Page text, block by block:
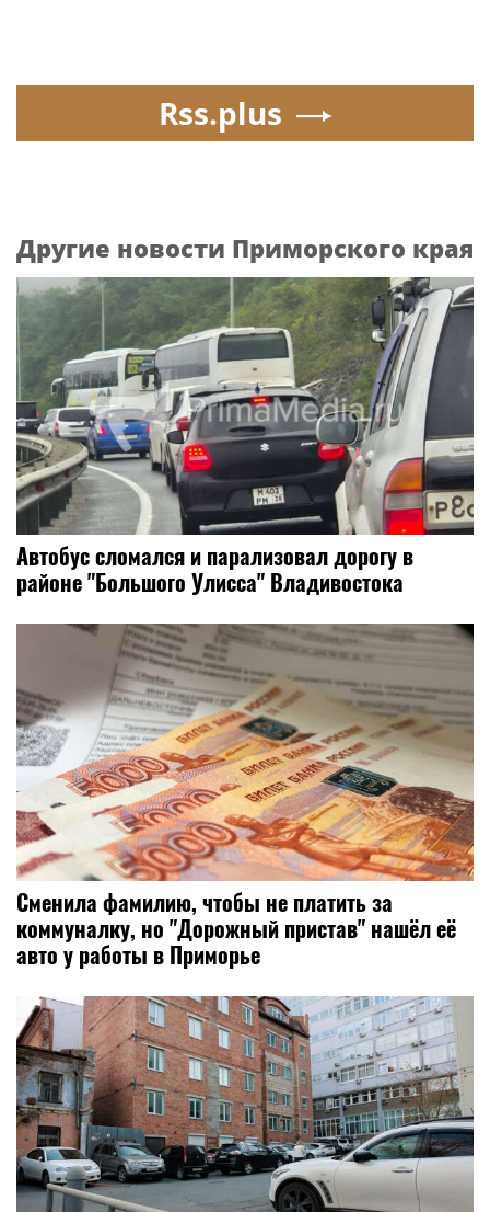
Rss.plus
Другие новости Приморского края
Автобус сломался и парализовал дорогу в
районе "Большого Улисса" Владивостока
Сменила фамилию, чтобы не платить за
коммуналку, но "Дорожный пристав" нашёл её
авто у работы в Приморье